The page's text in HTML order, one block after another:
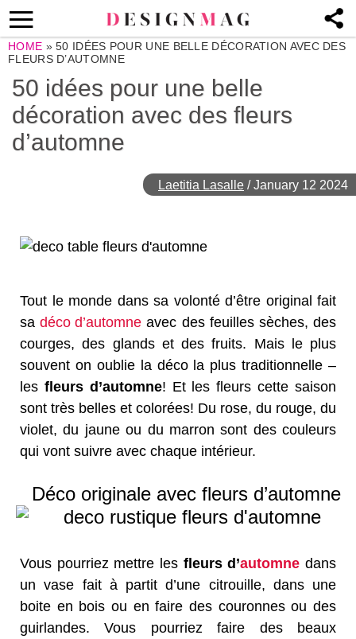
HOME »50 IDÉES POUR UNE BELLE DÉCORATION AVEC DES
FLEURS D’AUTOMNE
50 idées pour une belle
décoration avec des fleurs
d’automne
Laetitia Lasalle /January 12 2024
Tout le monde dans sa volonté d’être original fait
sadéco d’automne avec des feuilles sèches, des
courges, des glands et des fruits. Mais le plus
souvent on oublie la déco la plus traditionnelle –
les fleurs d’automne! Et les fleurs cette saison
sont très belles et colorées! Du rose, du rouge, du
violet, du jaune ou du marron sont des couleurs
qui vont suivre avec chaque intérieur.
Déco originale avec fleurs d’automne
Vous pourriez mettre les fleurs d’automne dans
un vase fait à partit d’une citrouille, dans une
boite en bois ou en faire des couronnes ou des
guirlandes. Vous pourriez faire des beaux